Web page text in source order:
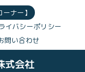
ーナー】
イバシーポリシー
問い合わせ
式会社